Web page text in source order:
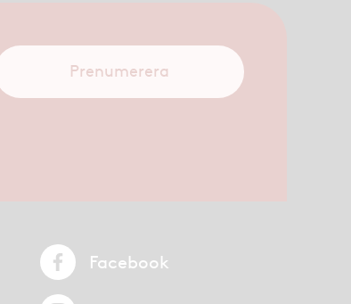
Prenumerera
Facebook